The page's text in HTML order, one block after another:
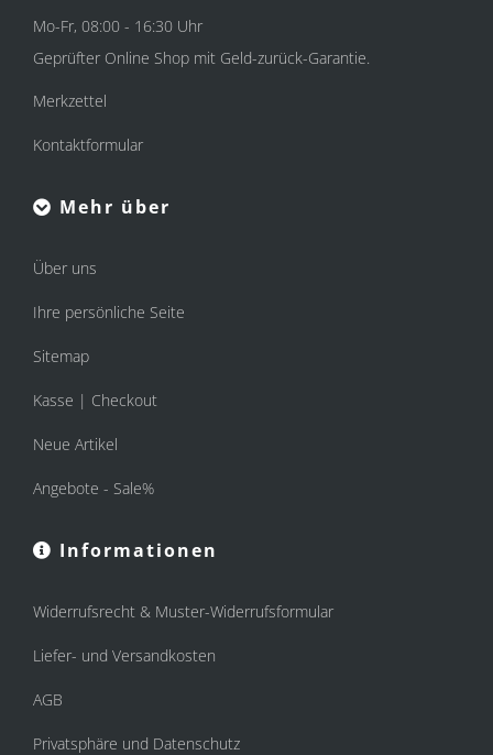
Mo-Fr, 08:00 - 16:30 Uhr
Geprüfter Online Shop mit Geld-zurück-Garantie.
Merkzettel
Kontaktformular
Mehr über
Über uns
Ihre persönliche Seite
Sitemap
Kasse | Checkout
Neue Artikel
Angebote - Sale%
Informationen
Widerrufsrecht & Muster-Widerrufsformular
Liefer- und Versandkosten
AGB
Privatsphäre und Datenschutz